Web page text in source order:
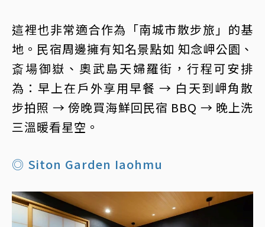
這裡也非常適合作為「南城市散步旅」的基
地。民宿周邊擁有知名景點如 知念岬公園、
斎場御嶽、奧武島天婦羅街，行程可安排
為：早上在戶外享用早餐 → 白天到岬角散
步拍照 → 傍晚買海鮮回民宿 BBQ → 晚上洗
三溫暖看星空。
◎ Siton Garden Iaohmu